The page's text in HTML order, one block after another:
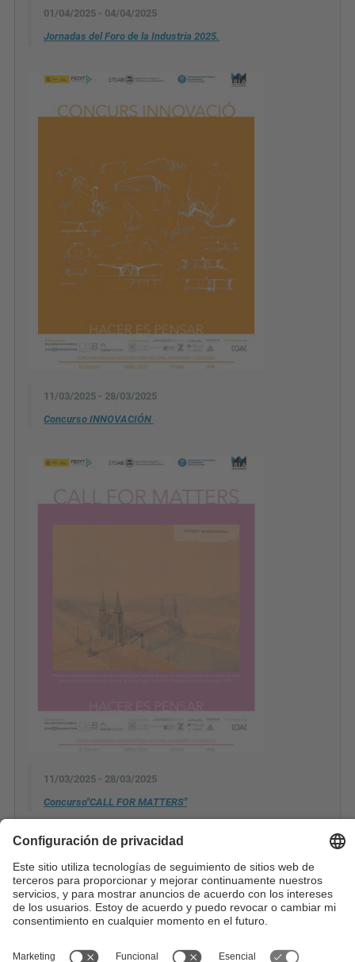
01/04/2025 - 04/04/2025
Jornadas del Foro de la Industria 2025.
11/03/2025 - 28/03/2025
Concurso INNOVACIÓN
11/03/2025 - 28/03/2025
Concurso"CALL FOR MATTERS"